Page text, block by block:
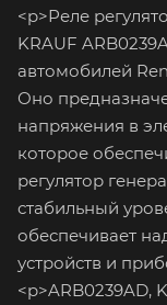
<p>Реле
KRAUF
автомобилей
Оно
напряжения в
которое
регулятор
стабильный
обеспечивает
устройств и
<p>ARB0239AD,